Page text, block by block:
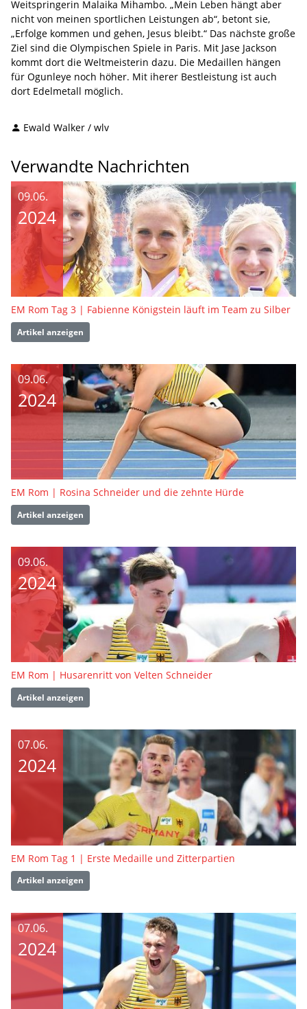
Weitspringerin Malaika Mihambo. „Mein Leben hängt aber
nicht von meinen sportlichen Leistungen ab“, betont sie,
„Erfolge kommen und gehen, Jesus bleibt.“ Das nächste große
Ziel sind die Olympischen Spiele in Paris. Mit Jase Jackson
kommt dort die Weltmeisterin dazu. Die Medaillen hängen
für Ogunleye noch höher. Mit iherer Bestleistung ist auch
dort Edelmetall möglich.
Ewald Walker / wlv
Verwandte Nachrichten
09.06.
2024
EM Rom Tag 3 | Fabienne Königstein läuft im Team zu Silber
Artikel anzeigen
09.06.
2024
EM Rom | Rosina Schneider und die zehnte Hürde
Artikel anzeigen
09.06.
2024
EM Rom | Husarenritt von Velten Schneider
Artikel anzeigen
07.06.
2024
EM Rom Tag 1 | Erste Medaille und Zitterpartien
Artikel anzeigen
07.06.
2024